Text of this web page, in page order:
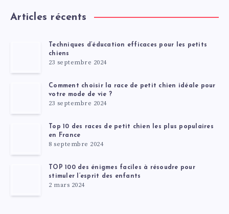
Articles récents
Techniques d’éducation efficaces pour les petits
chiens
23 septembre 2024
Comment choisir la race de petit chien idéale pour
votre mode de vie ?
23 septembre 2024
Top 10 des races de petit chien les plus populaires
en France
8 septembre 2024
TOP 100 des énigmes faciles à résoudre pour
stimuler l’esprit des enfants
2 mars 2024